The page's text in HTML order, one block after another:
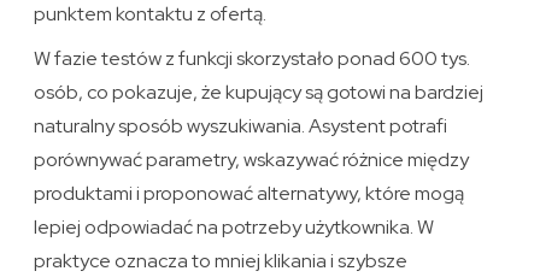
punktem kontaktu z ofertą.
W fazie testów z funkcji skorzystało ponad 600 tys.
osób, co pokazuje, że kupujący są gotowi na bardziej
naturalny sposób wyszukiwania. Asystent potrafi
porównywać parametry, wskazywać różnice między
produktami i proponować alternatywy, które mogą
lepiej odpowiadać na potrzeby użytkownika. W
praktyce oznacza to mniej klikania i szybsze